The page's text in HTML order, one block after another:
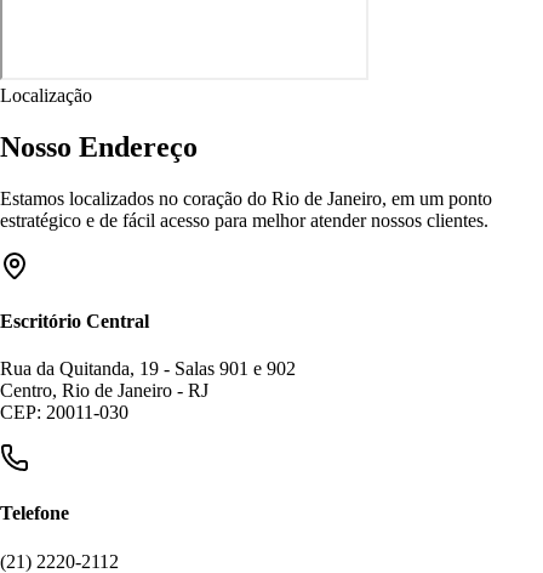
Localização
Nosso Endereço
Estamos localizados no coração do Rio de Janeiro, em um ponto
estratégico e de fácil acesso para melhor atender nossos clientes.
Escritório Central
Rua da Quitanda, 19 - Salas 901 e 902
Centro, Rio de Janeiro - RJ
CEP: 20011-030
Telefone
(21) 2220-2112